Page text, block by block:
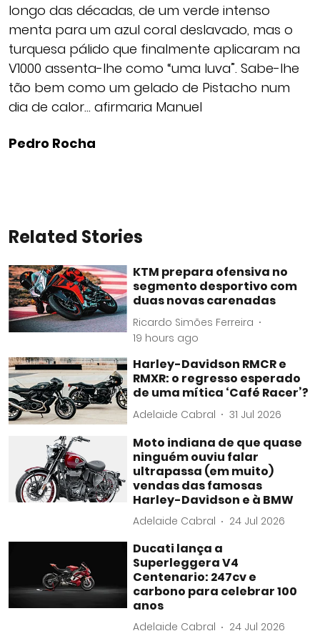
longo das décadas, de um verde intenso
menta para um azul coral deslavado, mas o
turquesa pálido que finalmente aplicaram na
V1000 assenta-lhe como “uma luva”. Sabe-lhe
tão bem como um gelado de Pistacho num
dia de calor… afirmaria Manuel
Pedro Rocha
Related Stories
KTM prepara ofensiva no
segmento desportivo com
duas novas carenadas
Ricardo Simões Ferreira
19 hours ago
Harley-Davidson RMCR e
RMXR: o regresso esperado
de uma mítica ‘Café Racer’?
Adelaide Cabral 31 Jul 2026
Moto indiana de que quase
ninguém ouviu falar
ultrapassa (em muito)
vendas das famosas
Harley-Davidson e à BMW
Adelaide Cabral 24 Jul 2026
Ducati lança a
Superleggera V4
Centenario: 247cv e
carbono para celebrar 100
anos
Adelaide Cabral 24 Jul 2026